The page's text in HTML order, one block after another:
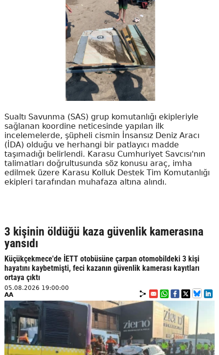
Sualtı Savunma (SAS) grup komutanlığı ekipleriyle
sağlanan koordine neticesinde yapılan ilk
incelemelerde, şüpheli cismin İnsansız Deniz Aracı
(İDA) olduğu ve herhangi bir patlayıcı madde
taşımadığı belirlendi. Karasu Cumhuriyet Savcısı'nın
talimatları doğrultusunda söz konusu araç, imha
edilmek üzere Karasu Kolluk Destek Tim Komutanlığı
ekipleri tarafından muhafaza altına alındı.
3 kişinin öldüğü kaza güvenlik kamerasına
yansıdı
Küçükçekmece'de İETT otobüsüne çarpan otomobildeki 3 kişi
hayatını kaybetmişti, feci kazanın güvenlik kamerası kayıtları
ortaya çıktı
05.08.2026 19:00:00
AA